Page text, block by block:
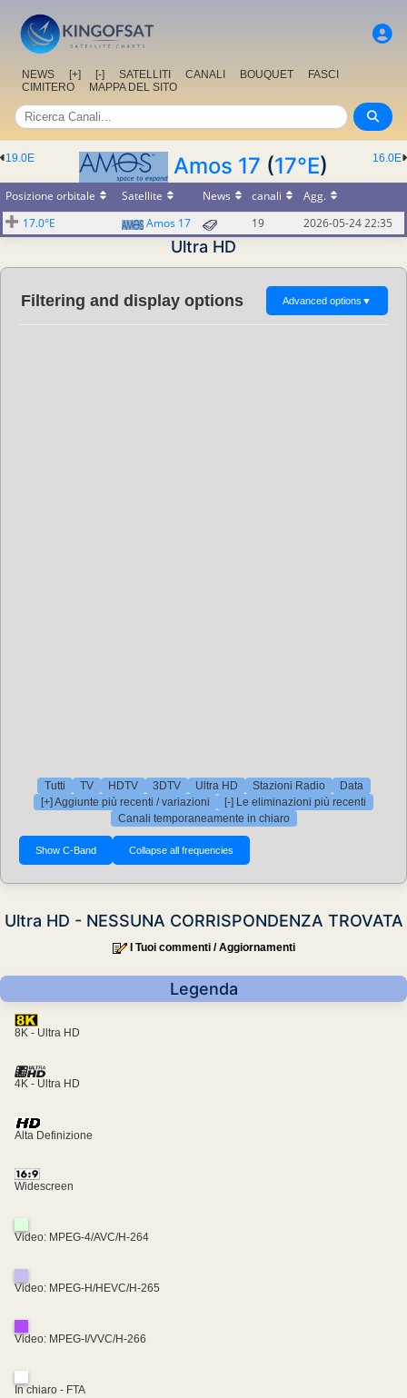
NEWS [+] [-] SATELLITI CANALI BOUQUET
FASCI
CIMITERO
MAPPA DEL SITO
16.0E
19.0E Amos 17 (17°E)
Posizione orbitale Satellite News canali
Agg.
17.0°E
Amos 17 19 2026-05-24 22:35
Ultra HD
Filtering and display options Advanced options ▼
Tutti TV HDTV 3DTV Ultra HD Stazioni Radio
Data
[+] Aggiunte più recenti / variazioni
[-] Le eliminazioni più recenti
Canali temporaneamente in chiaro
Ultra HD - NESSUNA CORRISPONDENZA TROVATA
I Tuoi commenti / Aggiornamenti
Legenda
8K - Ultra HD
4K - Ultra HD
Alta Definizione
Widescreen
Video: MPEG-4/AVC/H-264
Video: MPEG-H/HEVC/H-265
Video: MPEG-I/VVC/H-266
In chiaro - FTA